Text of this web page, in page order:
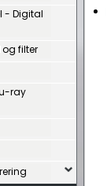
- Digital
og filter
ray